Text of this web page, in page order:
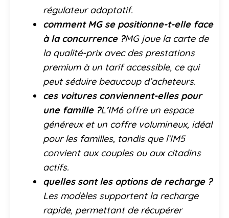
régulateur adaptatif.
comment MG se positionne-t-elle face
à la concurrence ?MG joue la carte de
la qualité-prix avec des prestations
premium à un tarif accessible, ce qui
peut séduire beaucoup d’acheteurs.
ces voitures conviennent-elles pour
une famille ?L’IM6 offre un espace
généreux et un coffre volumineux, idéal
pour les familles, tandis que l’IM5
convient aux couples ou aux citadins
actifs.
quelles sont les options de recharge ?
Les modèles supportent la recharge
rapide, permettant de récupérer